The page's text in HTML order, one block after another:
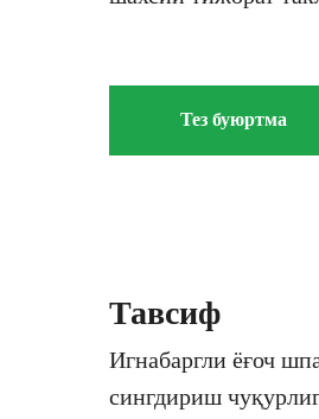
Тез буюртма
Тавсиф
Игнабаргли ёғоч
сингдириш